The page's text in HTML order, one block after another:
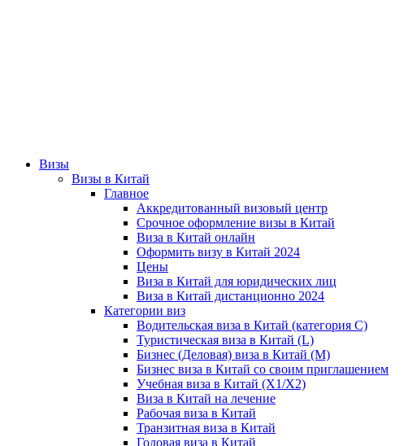
Визы
Визы в Китай
Главное
Аккредитованный визовый центр
Срочное оформление визы в Китай
Виза в Китай онлайн
Оформить визу в Китай 2024
Цены
Виза в Китай для юридических лиц
Виза в Китай дистанционно 2024
Категории виз
Водительская виза в Китай (категория С)
Туристическая виза в Китай (L)
Бизнес (Деловая) виза в Китай (M)
Бизнес виза в Китай со своим приглашением
Учебная виза в Китай (X1/X2)
Виза в Китай на лечение
Рабочая виза в Китай
Транзитная виза в Китай
Годовая виза в Китай